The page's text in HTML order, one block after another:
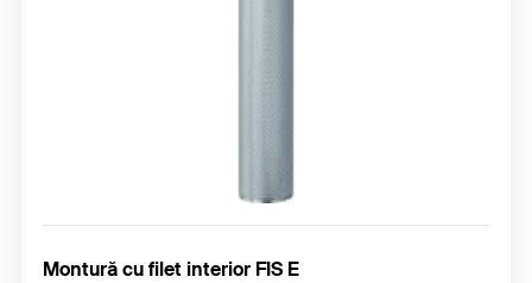
Montură cu filet interior FIS E